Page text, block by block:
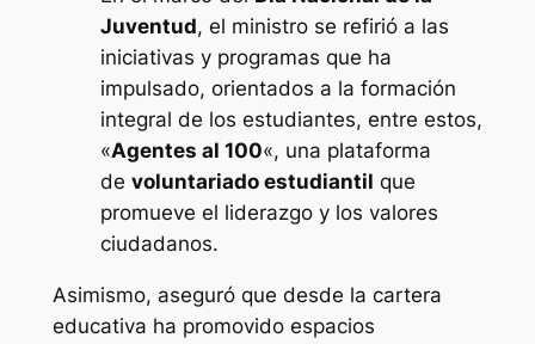
Juventud, el ministro se refirió a las
iniciativas y programas que ha
impulsado, orientados a la formación
integral de los estudiantes, entre estos,
«Agentes al 100«, una plataforma
de voluntariado estudiantil que
promueve el liderazgo y los valores
ciudadanos.
Asimismo, aseguró que desde la cartera
educativa ha promovido espacios